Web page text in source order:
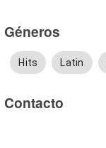
Géneros
Hits Latin
Contacto